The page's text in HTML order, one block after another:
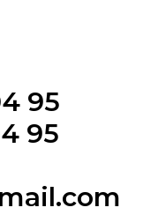
95
95